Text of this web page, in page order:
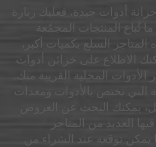
أدوات جيدة، فعليك زيارة
تُباع المنتجات المجمّعة
السلع بكميات أكبر،
الاطلاع على خزائن أدوات
الأدوات المحلية القريبة منك.
التي تختص بالأدوات ومعدات
يمكنك البحث عن العروض
العديد من المتاجر
يمكن توقعه عند الشراء من